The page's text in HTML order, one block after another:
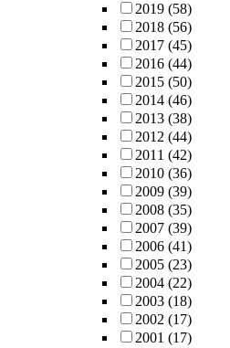
2019 (58)
2018 (56)
2017 (45)
2016 (44)
2015 (50)
2014 (46)
2013 (38)
2012 (44)
2011 (42)
2010 (36)
2009 (39)
2008 (35)
2007 (39)
2006 (41)
2005 (23)
2004 (22)
2003 (18)
2002 (17)
2001 (17)